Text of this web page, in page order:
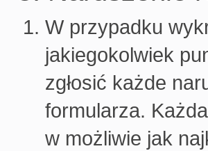
W przypadku
jakiegokolwiek
zgłosić każde
formularza.
w możliwie jak